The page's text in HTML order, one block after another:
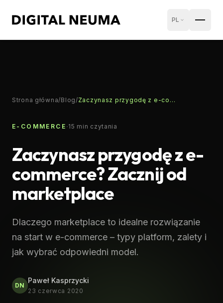
PL
Strona główna/Blog/ Zaczynasz przygodę z e-commerce? Zacznij od marketplace
E-COMMERCE ·15 min czytania
Zaczynasz przygodę z e-
commerce? Zacznij od
marketplace
Dlaczego marketplace to idealne rozwiązanie
na start w e-commerce – typy platform, zalety i
jak wybrać odpowiedni model.
DN
Paweł Kasprzycki
23 czerwca 2020